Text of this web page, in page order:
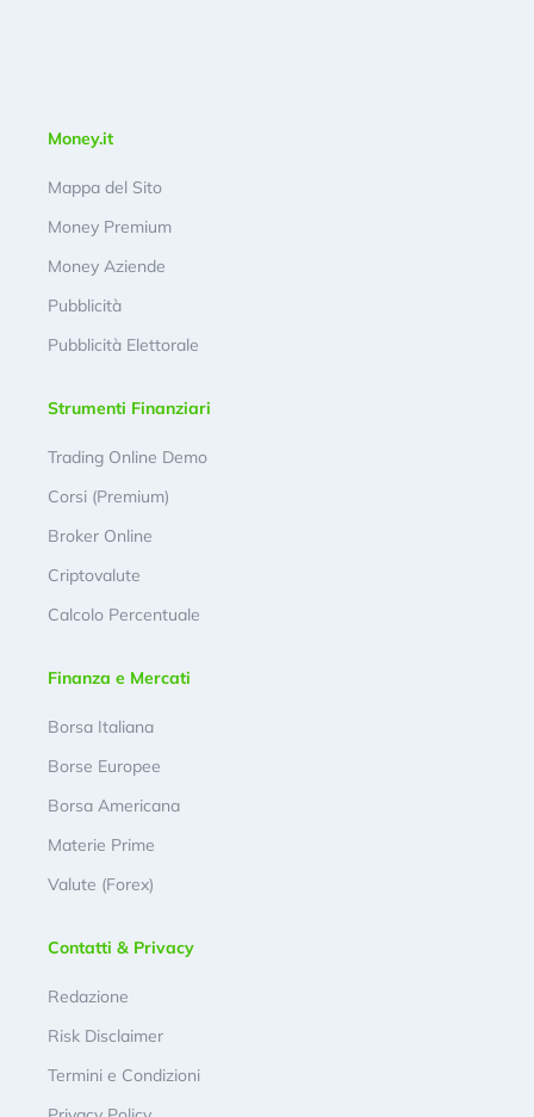
Money.it
Mappa del Sito
Money Premium
Money Aziende
Pubblicità
Pubblicità Elettorale
Strumenti Finanziari
Trading Online Demo
Corsi (Premium)
Broker Online
Criptovalute
Calcolo Percentuale
Finanza e Mercati
Borsa Italiana
Borse Europee
Borsa Americana
Materie Prime
Valute (Forex)
Contatti & Privacy
Redazione
Risk Disclaimer
Termini e Condizioni